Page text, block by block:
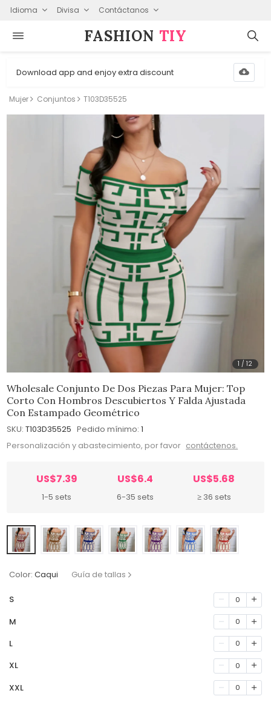
Idioma Divisa Contáctanos
FASHION⁠ TIY
Download app and enjoy extra discount
Mujer Conjuntos T103D35525
1 /12
Wholesale Conjunto De Dos Piezas Para Mujer: Top
Corto Con Hombros Descubiertos Y Falda Ajustada
Con Estampado Geométrico
SKU: T103D35525 Pedido mínimo: 1
Personalización y abastecimiento, por favor contáctenos.
US$7.39
1-5 sets
US$6.4
6-35 sets
US$5.68
≥ 36 sets
Color: Caqui Guía de tallas
S 0
M 0
L 0
XL 0
XXL 0